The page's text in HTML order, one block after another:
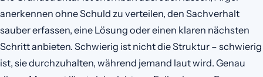
anerkennen ohne Schuld zu verteilen, den Sachverhalt
sauber erfassen, eine Lösung oder einen klaren nächsten
Schritt anbieten. Schwierig ist nicht die Struktur – schwierig
ist, sie durchzuhalten, während jemand laut wird. Genau